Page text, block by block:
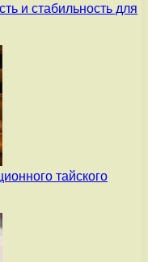
и стабильность для
тайского